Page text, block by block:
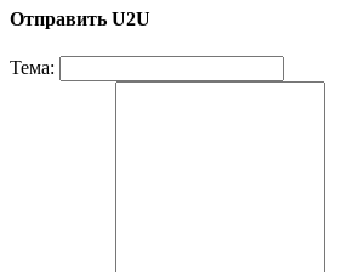
Отправить U2U
Тема: